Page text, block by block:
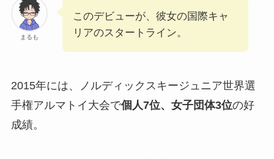
まるも
このデビューが、彼女の国際キャ
リアのスタートライン。
2015年には、ノルディックスキージュニア世界選
手権アルマトイ大会で個人7位、女子団体3位の好
成績。